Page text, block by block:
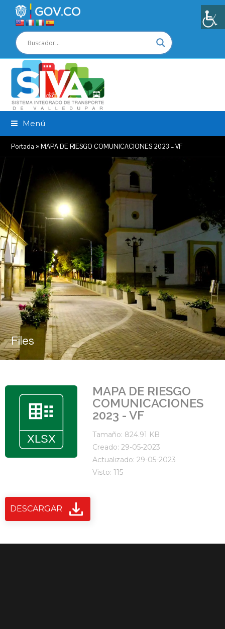
Menú
Portada »MAPA DE RIESGO COMUNICACIONES 2023 – VF
Files
MAPA DE RIESGO
COMUNICACIONES
2023 - VF
Tamaño: 824.91 KB
Creado: 29-05-2023
Actualizado: 29-05-2023
Visto: 115
DESCARGAR